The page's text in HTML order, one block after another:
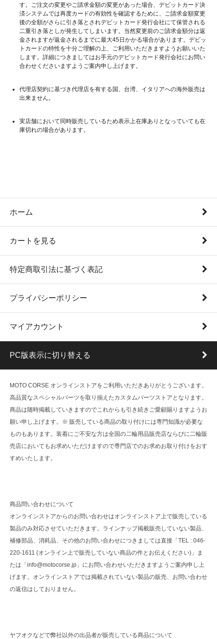
す。ご注文の変更やご請求金額の変更があった場合、デビットカード決
済システムでは再度カードの有効性を確認するために、ご請求金額変更
後の全額がさらに引き落とされデビットカード発行会社にて保管される
二重引き落としが発生してしまいます。当然変更前のご請求金額分は返
金されますが返金されるまでに最大45日かかる場合があります。デビッ
トカードの特性を十分ご理解の上、ご利用いただきますようお願いいた
します。詳細につきましてはお手元のデビットカード発行会社にお問い
合わせくださいますようご案内申し上げます。
代理店契約に基づき代理店を有する国、台湾、イタリアへの海外販売は
出来ません。
実店舗において同時販売しているため表示上在庫ありとなっていても在
庫切れの場合があります。
ホーム
カートを見る
特定商取引法に基づく表記
プライバシーポリシー
マイアカウント
PC版表示に切り替える
MOTO CORSE オンラインストアをご利用いただきありがとうございます。
高品質なスペシャルパーツを取り揃えたカスタムパーツストアとなります。
商品は随時掲載していきますのでこれからも引き続きご愛顧賜りますようお
願い申し上げます。※ 販売している商品の取り付けには専門知識が必要な
ものもあります。装着にご不安な方は全国の二輪用品販売店ならびに二輪販
売店においてもお求めいただけますので専門店でのお求めお取り付けをおす
すめいたします。
商品問い合わせについて
オンラインストアからのお問い合わせはオンラインストア上で販売している
製品のみ対応させていただきます。ラインナップ掲載販売していない製品、
補修部品、消耗品、その他のお問い合わせにつきましては直接「TEL : 046-
220-1611 (オンライン上で販売していない商品の件とお伝えください)」ま
たは「info@motocorse.jp」にお問い合わせいただきますようご案内申し上
げます。オンラインストアでは掲載されていない製品の販売、お問い合わせ
の返信はしておりません。
ヤフオクなどで弊社以外の出品者が販売している商品について